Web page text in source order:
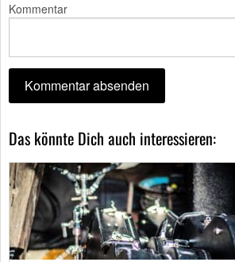
Kommentar
Das könnte Dich auch interessieren: